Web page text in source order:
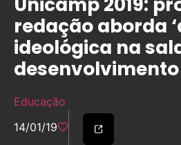
redação aborda
ideológica na
desenvolvimento
Educação
14/01/19